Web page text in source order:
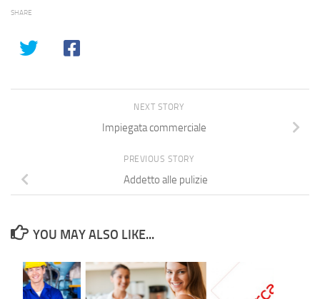
SHARE
NEXT STORY
Impiegata commerciale
PREVIOUS STORY
Addetto alle pulizie
YOU MAY ALSO LIKE...